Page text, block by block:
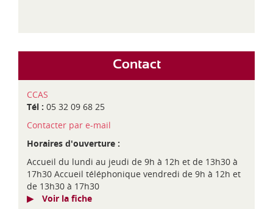
Contact
CCAS
Tél : 05 32 09 68 25
Contacter par e-mail
Horaires d'ouverture :
Accueil du lundi au jeudi de 9h à 12h et de 13h30 à
17h30 Accueil téléphonique vendredi de 9h à 12h et
de 13h30 à 17h30
Voir la fiche